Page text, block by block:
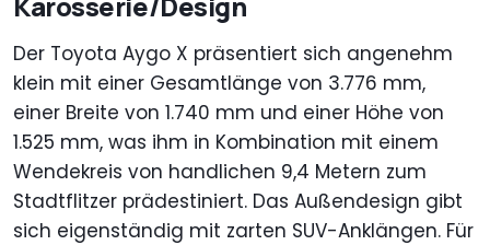
Der Toyota Aygo X präsentiert sich angenehm
klein mit einer Gesamtlänge von 3.776 mm,
einer Breite von 1.740 mm und einer Höhe von
1.525 mm, was ihm in Kombination mit einem
Wendekreis von handlichen 9,4 Metern zum
Stadtflitzer prädestiniert. Das Außendesign gibt
sich eigenständig mit zarten SUV-Anklängen. Für